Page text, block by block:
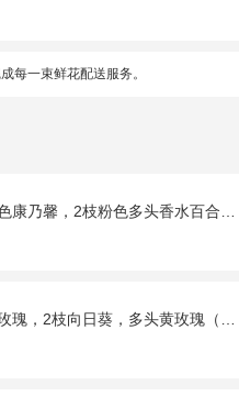
每一束鲜花配送服务。
乃馨，2枝粉色多头香水百合，栀子叶适量
向日葵，多头黄玫瑰（或类似配材替换）、桔梗搭配